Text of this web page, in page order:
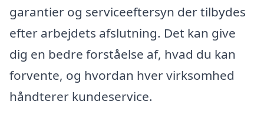
garantier og serviceeftersyn der tilbydes
efter arbejdets afslutning. Det kan give
dig en bedre forståelse af, hvad du kan
forvente, og hvordan hver virksomhed
håndterer kundeservice.